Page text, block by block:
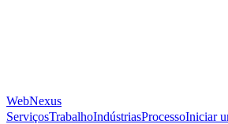
WebNexus
ServiçosTrabalhoIndústriasProcessoIniciar